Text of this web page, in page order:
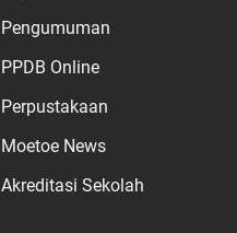
Pengumuman
PPDB Online
Perpustakaan
Moetoe News
Akreditasi Sekolah